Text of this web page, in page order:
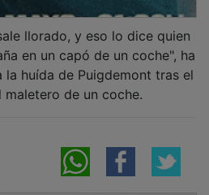
llorado, y eso lo dice quien
en un capó de un coche", ha
la huída de Puigdemont tras el
de un coche.